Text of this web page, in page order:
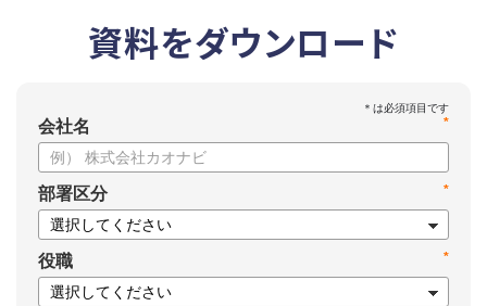
資料をダウンロード
*
会社名
*
部署区分
*
役職